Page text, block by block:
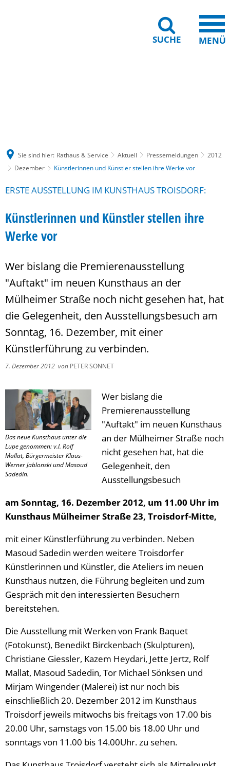
SUCHE MENÜ
Sie sind hier: Rathaus & Service Aktuell Pressemeldungen
2012
Dezember
Künstlerinnen und Künstler stellen ihre Werke vor
ERSTE AUSSTELLUNG IM KUNSTHAUS TROISDORF:
Künstlerinnen und Künstler stellen ihre
Werke vor
Wer bislang die Premierenausstellung
"Auftakt" im neuen Kunsthaus an der
Mülheimer Straße noch nicht gesehen hat, hat
die Gelegenheit, den Ausstellungsbesuch am
Sonntag, 16. Dezember, mit einer
Künstlerführung zu verbinden.
7. Dezember 2012 von PETER SONNET
Das neue Kunsthaus unter die
Lupe genommen: v.l. Rolf
Mallat, Bürgermeister Klaus-
Werner Jablonski und Masoud
Sadedin.
Wer bislang die
Premierenausstellung
"Auftakt" im neuen Kunsthaus
an der Mülheimer Straße noch
nicht gesehen hat, hat die
Gelegenheit, den
Ausstellungsbesuch
am Sonntag, 16. Dezember 2012, um 11.00 Uhr im
Kunsthaus Mülheimer Straße 23, Troisdorf-Mitte,
mit einer Künstlerführung zu verbinden. Neben
Masoud Sadedin werden weitere Troisdorfer
Künstlerinnen und Künstler, die Ateliers im neuen
Kunsthaus nutzen, die Führung begleiten und zum
Gespräch mit den interessierten Besuchern
bereitstehen.
Die Ausstellung mit Werken von Frank Baquet
(Fotokunst), Benedikt Birckenbach (Skulpturen),
Christiane Giessler, Kazem Heydari, Jette Jertz, Rolf
Mallat, Masoud Sadedin, Tor Michael Sönksen und
Mirjam Wingender (Malerei) ist nur noch bis
einschließlich 20. Dezember 2012 im Kunsthaus
Troisdorf jeweils mitwochs bis freitags von 17.00 bis
20.00 Uhr, samstags von 15.00 bis 18.00 Uhr und
sonntags von 11.00 bis 14.00Uhr. zu sehen.